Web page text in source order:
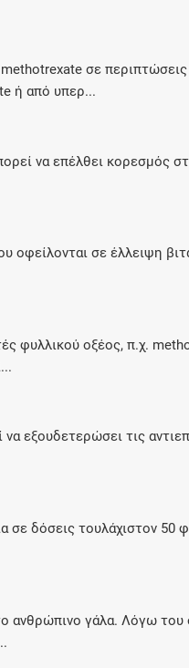
σε
ή από υπερ...
να επέλθει κορεσμός
οφείλονται σε έλλειψη
φυλλικού οξέος, π.χ.
εξουδετερώσει τις
σε δόσεις τουλάχιστον
ανθρώπινο γάλα. Λόγω